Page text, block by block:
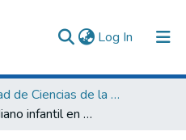
Log In (current)
Facultad de Ciencias de la Salud
Estres cotidiano infantil en estudiantes de educación primaria de una Institución Educativa Pública-Supe Pueblo,2016